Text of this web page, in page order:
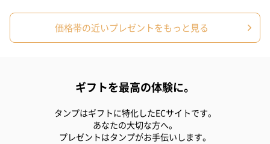
ドライフラワー・プリザーブドフラワー
い。パッケージに入れてお届けします。
価格帯の近いプレゼントをもっと見る
ギフトを最高の体験に。
タンプはギフトに特化したECサイトです。
あなたの大切な方へ。
プレゼントはタンプがお手伝いします。